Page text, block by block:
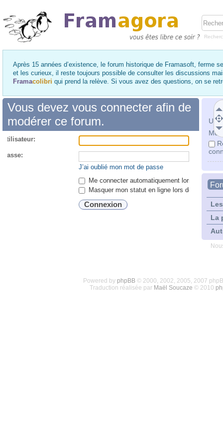
Après 15 années d’existence, le forum historique de Framasoft, ferme
et les curieux, il reste toujours possible de consulter les discussions
Framacolibri qui prend la relève. Si vous avez des questions, on se
Mot
La
Vous devez vous connecter afin de
modérer ce forum.
passe:
J’ai oublié mon mot de passe
Me connecter automatiquement lors de
Masquer mon statut en ligne lors de cette
Powered by phpBB© 2000, 2002, 2005, 2007
Traduction réalisée par Maël Soucaze © 2010